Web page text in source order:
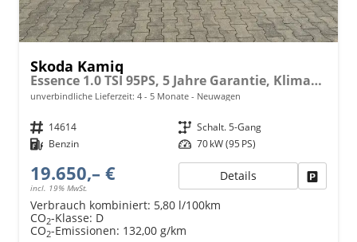
Skoda Kamiq
Essence 1.0 TSI 95PS, 5 Jahre Garantie, Klimaanlage, Radio 8"/Bluetooth, Parksensoren hinten, LED-Scheinwerfer, Dachreling, Virtual Cockpit
unverbindliche Lieferzeit: 4 - 5 Monate Neuwagen
Fahrzeugnr. 14614 Getriebe Schalt. 5-Gang
Kraftstoff Benzin Leistung 70 kW (95 PS)
19.650,– €
incl. 19% MwSt.
Details
Verbrauch kombiniert: 5,80 l/100km
CO2-Klasse: D
CO2-Emissionen: 132,00 g/km